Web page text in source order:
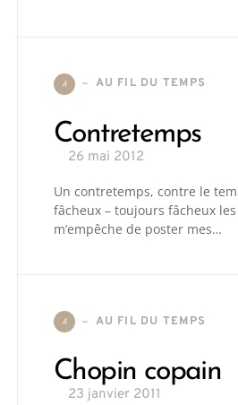
A AU FIL DU TEMPS
Contretemps
26 mai 2012
Un contretemps, contre le
fâcheux – toujours fâcheux
m’empêche de poster mes…
A AU FIL DU TEMPS
Chopin copain
23 janvier 2011